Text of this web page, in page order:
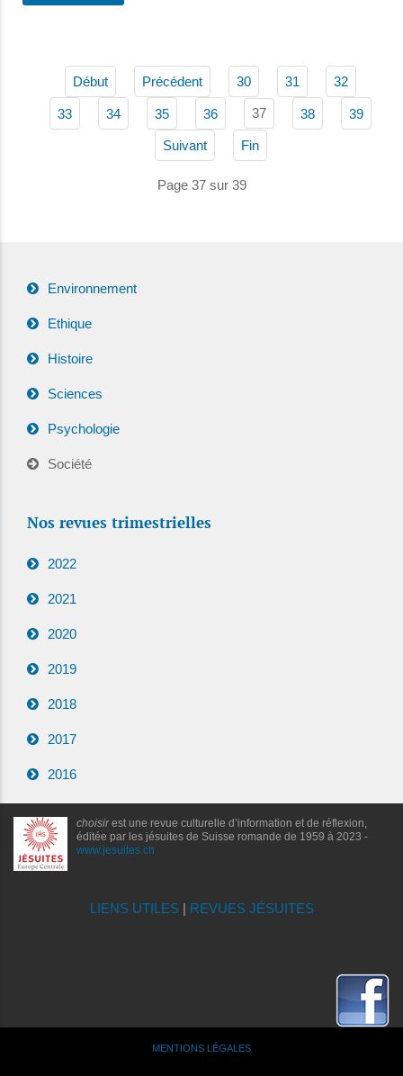
Début Précédent 30 31 32
33 34 35 36 37 38 39
Suivant Fin
Page 37 sur 39
Environnement
Ethique
Histoire
Sciences
Psychologie
Société
Nos revues trimestrielles
2022
2021
2020
2019
2018
2017
2016
choisirest une revue culturelle d’information et de réflexion,
éditée par les jésuites de Suisse romande de 1959 à 2023 -
www.jesuites.ch
LIENS UTILES| REVUES JÉSUITES
MENTIONS LÉGALES